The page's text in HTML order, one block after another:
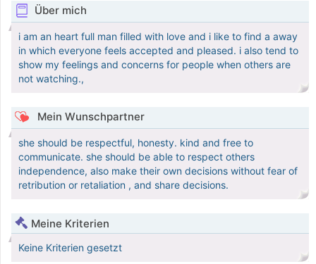
Über mich
i am an heart full man filled with love and i like to find a away
in which everyone feels accepted and pleased. i also tend to
show my feelings and concerns for people when others are
not watching.,
Mein Wunschpartner
she should be respectful, honesty. kind and free to
communicate. she should be able to respect others
independence, also make their own decisions without fear of
retribution or retaliation , and share decisions.
Meine Kriterien
Keine Kriterien gesetzt